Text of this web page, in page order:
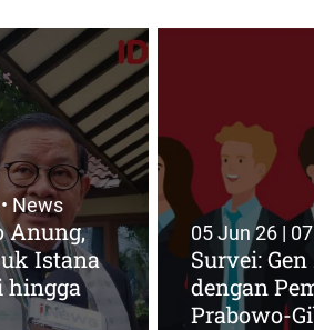
News
Anung,
Istana
hingga
05 Jun 26 |
Survei:
dengan
Prabowo-